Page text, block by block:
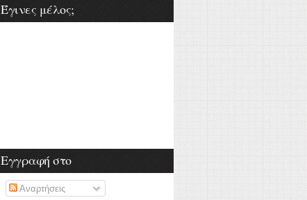
Έγινες μέλος;
Εγγραφή στο
Αναρτήσεις